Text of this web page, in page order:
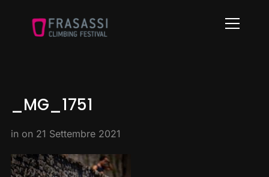
Info
_MG_1751
in on 21 Settembre 2021